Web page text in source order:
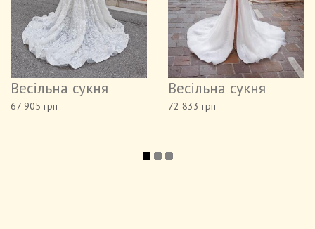
Весільна сукня
67 905 грн
Весільна сукня
72 833 грн